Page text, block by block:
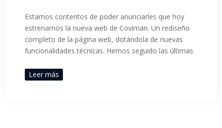
Estamos contentos de poder anunciarles que hoy
estrenamos la nueva web de Coviman. Un rediseño
completo de la página web, dotándola de nuevas
funcionalidades técnicas. Hemos seguido las últimas
Leer más